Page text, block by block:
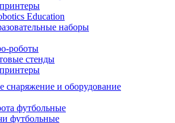
Education
наборы
роботы
стенды
снаряжение и оборудование
футбольные
футбольные